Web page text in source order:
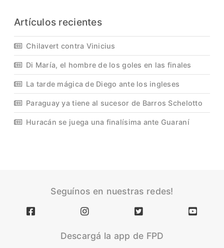
Artículos recientes
Chilavert contra Vinicius
Di María, el hombre de los goles en las finales
La tarde mágica de Diego ante los ingleses
Paraguay ya tiene al sucesor de Barros Schelotto
Huracán se juega una finalísima ante Guaraní
Seguínos en nuestras redes!
Descargá la app de FPD